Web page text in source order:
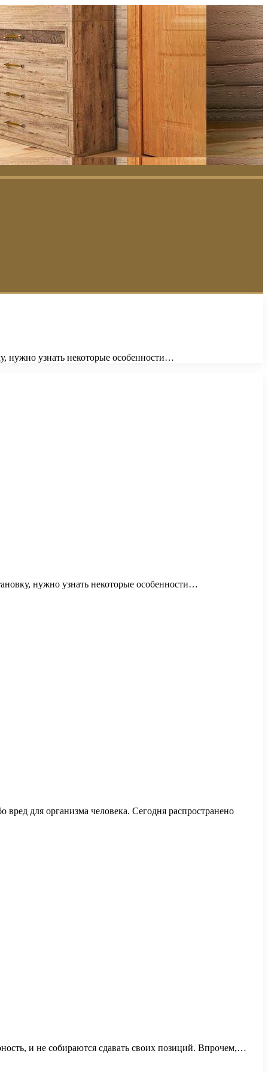
нужно узнать некоторые особенности…
нужно узнать некоторые особенности…
для организма человека. Сегодня распространено
и не собираются сдавать своих позиций. Впрочем,…